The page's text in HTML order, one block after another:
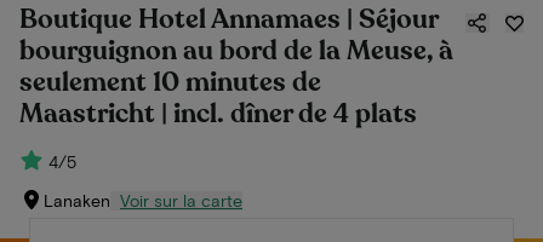
Boutique Hotel Annamaes | Séjour
bourguignon au bord de la Meuse, à
seulement 10 minutes de
Maastricht | incl. dîner de 4 plats
4/5
Lanaken Voir sur la carte